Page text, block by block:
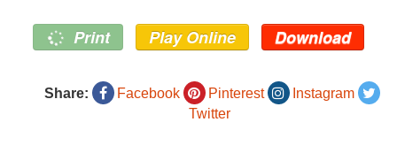
Print Play Online Download
Share: Facebook Pinterest
Instagram
Twitter